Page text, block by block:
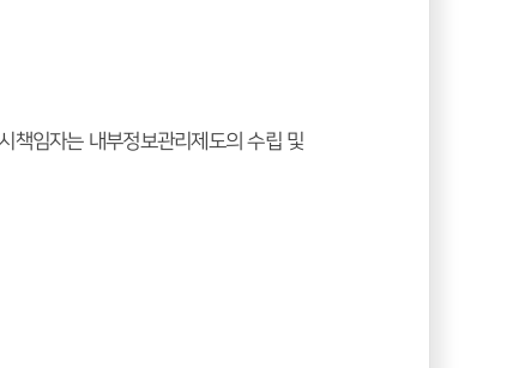
책임자는 내부정보관리제도의 수립 및